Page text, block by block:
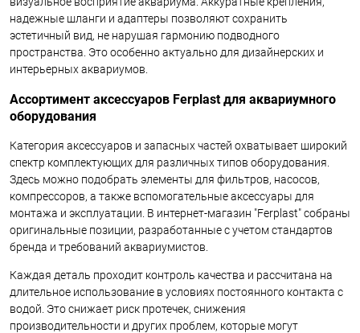
надежные шланги и адаптеры позволяют сохранить
эстетичный вид, не нарушая гармонию подводного
пространства. Это особенно актуально для дизайнерских и
интерьерных аквариумов.
Ассортимент аксессуаров Ferplast для аквариумного
оборудования
Категория аксессуаров и запасных частей охватывает широкий
спектр комплектующих для различных типов оборудования.
Здесь можно подобрать элементы для фильтров, насосов,
компрессоров, а также вспомогательные аксессуары для
монтажа и эксплуатации. В интернет-магазин "Ferplast" собраны
оригинальные позиции, разработанные с учетом стандартов
бренда и требований аквариумистов.
Каждая деталь проходит контроль качества и рассчитана на
длительное использование в условиях постоянного контакта с
водой. Это снижает риск протечек, снижения
производительности и других проблем, которые могут